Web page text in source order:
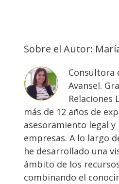
Sobre el Autor:
Consultora
Avansel.
Relaciones
más de 12 años de
asesoramiento legal y
empresas. A lo largo
he desarrollado una
ámbito de los
combinando el